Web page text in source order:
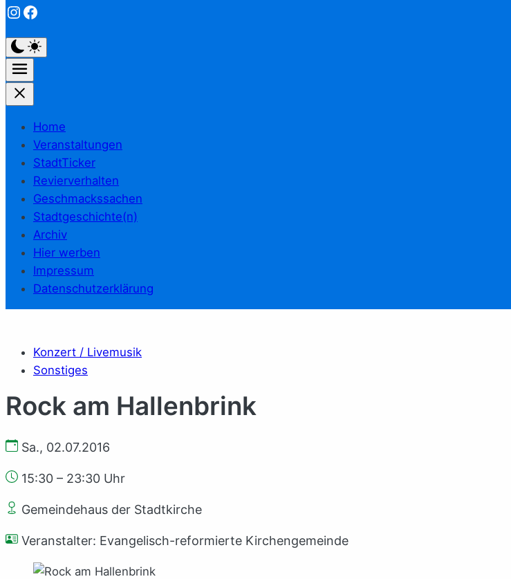
Instagram
Facebook
Home
Veranstaltungen
StadtTicker
Revierverhalten
Geschmackssachen
Stadtgeschichte(n)
Archiv
Hier werben
Impressum
Datenschutzerklärung
Konzert / Livemusik
Sonstiges
Rock am Hallenbrink
Sa., 02.07.2016
15:30 – 23:30 Uhr
Gemeindehaus der Stadtkirche
Veranstalter: Evangelisch-reformierte Kirchengemeinde